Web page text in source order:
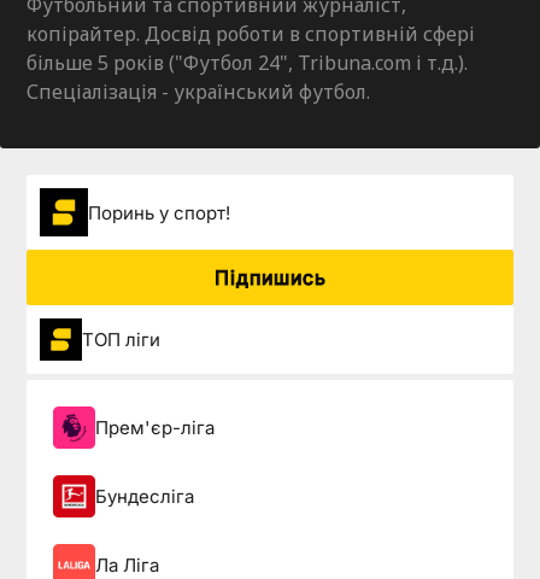
копірайтер. Досвід роботи в спортивній сфері
більше 5 років ("Футбол 24", Tribuna.com і т.д.).
Спеціалізація - український футбол.
Поринь у спорт!
Підпишись
ТОП ліги
Прем'єр-ліга
Бундесліга
Ла Ліга